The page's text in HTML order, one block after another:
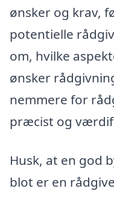
ønsker og krav,
potentielle
om, hvilke
ønsker
nemmere for
præcist og
Husk, at en god
blot er en